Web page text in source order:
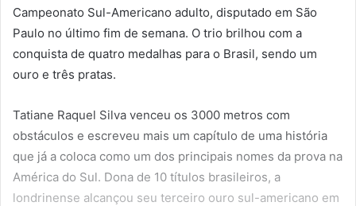
Campeonato Sul-Americano adulto, disputado em São
Paulo no último fim de semana. O trio brilhou com a
conquista de quatro medalhas para o Brasil, sendo um
ouro e três pratas.
Tatiane Raquel Silva venceu os 3000 metros com
obstáculos e escreveu mais um capítulo de uma história
que já a coloca como um dos principais nomes da prova na
América do Sul. Dona de 10 títulos brasileiros, a
londrinense alcançou seu terceiro ouro sul-americano em